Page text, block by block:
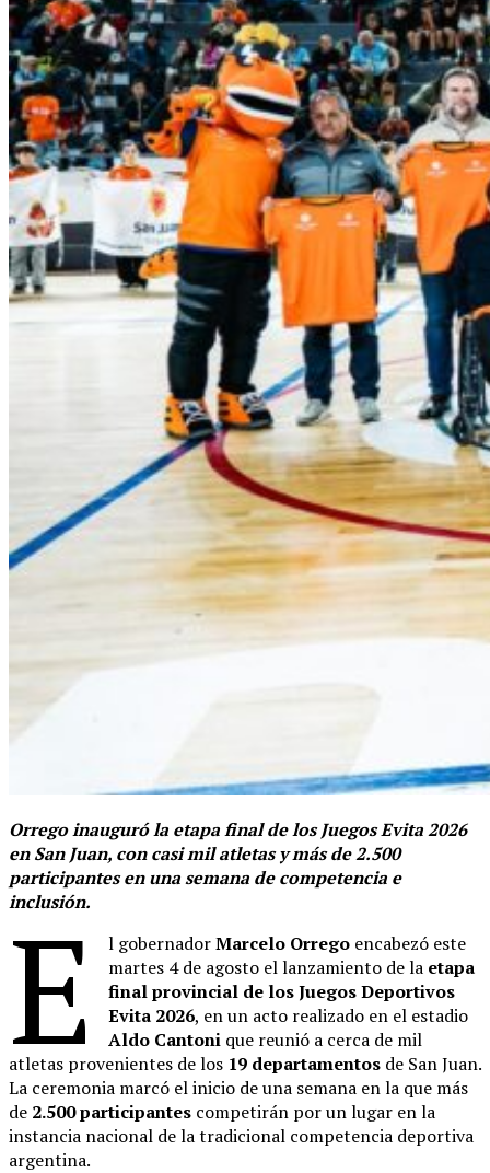
Orrego inauguró la etapa final de los Juegos Evita 2026
en San Juan, con casi mil atletas y más de 2.500
participantes en una semana de competencia e
inclusión.
E l gobernadorMarcelo Orrego encabezó este
martes 4 de agosto el lanzamiento de la etapa
final provincial de los Juegos Deportivos
Evita 2026, en un acto realizado en el estadio
Aldo Cantoni que reunió a cerca de mil
atletas provenientes de los 19 departamentos de San Juan.
La ceremonia marcó el inicio de una semana en la que más
de 2.500 participantes competirán por un lugar en la
instancia nacional de la tradicional competencia deportiva
argentina.